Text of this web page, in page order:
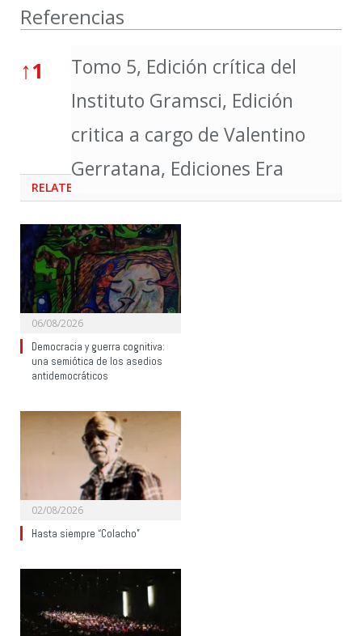
Referencias
↑1
Tomo 5, Edición crítica del
Instituto Gramsci, Edición
critica a cargo de Valentino
Gerratana, Ediciones Era
RELATED
06/08/2026
Democracia y guerra cognitiva:
una semiótica de los asedios
antidemocráticos
02/08/2026
Hasta siempre “Colacho”